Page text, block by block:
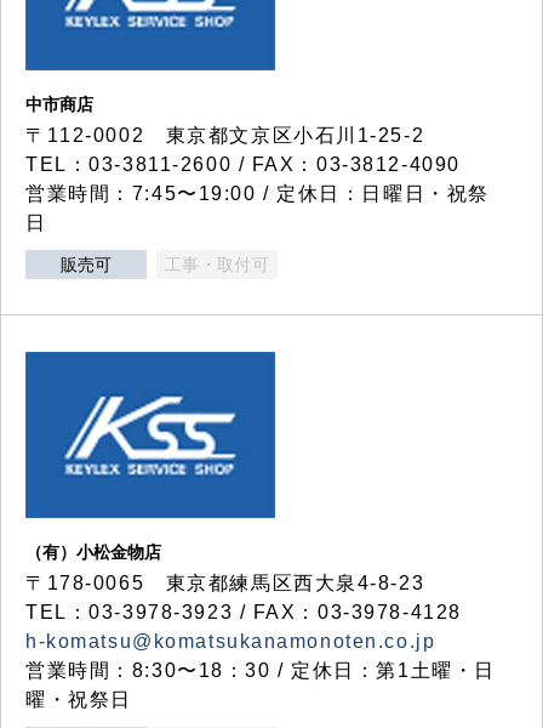
中市商店
〒112-0002 東京都文京区小石川1-25-2
TEL：03-3811-2600 / FAX：03-3812-4090
営業時間：7:45〜19:00 / 定休日：日曜日・祝祭
日
販売可 工事・取付可
（有）小松金物店
〒178-0065 東京都練馬区西大泉4-8-23
TEL：03-3978-3923 / FAX：03-3978-4128
h-komatsu@komatsukanamonoten.co.jp
営業時間：8:30〜18：30 / 定休日：第1土曜・日
曜・祝祭日